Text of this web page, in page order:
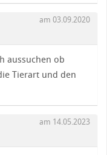
am 03.09.2020
aussuchen ob
Tierart und den
am 14.05.2023